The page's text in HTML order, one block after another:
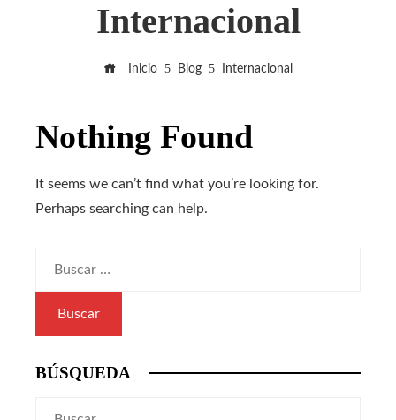
Internacional
Inicio Blog Internacional
Nothing Found
It seems we can’t find what you’re looking for.
Perhaps searching can help.
BÚSQUEDA